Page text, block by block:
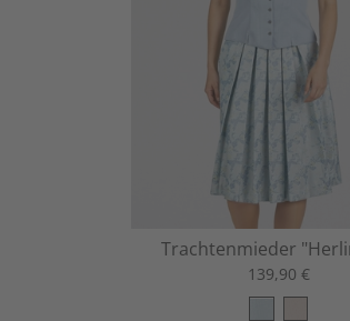
Trachtenmieder
139,90 €